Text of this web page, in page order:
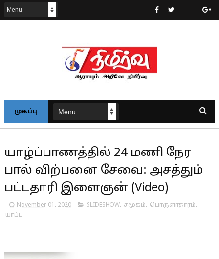
முகப்பு
யாழ்ப்பாணத்தில் 24 மணி நேர
பால் விற்பனை சேவை: அசத்தும்
பட்டதாரி இளைஞன் (Video)
November 01, 2020 SLIDESHOW, சமூகம், பொருளாதாரம்,
யாப்பு